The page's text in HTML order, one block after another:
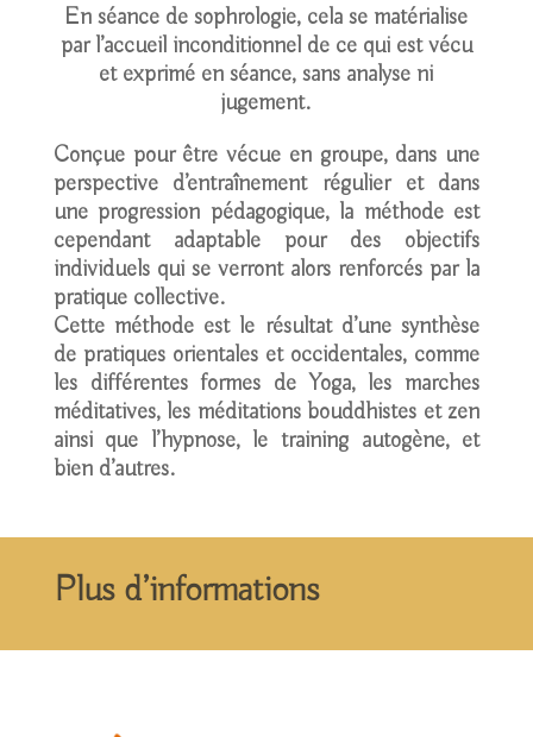
En séance de sophrologie, cela se matérialise
par l’accueil inconditionnel de ce qui est vécu
et exprimé en séance, sans analyse ni
jugement.
Conçue pour être vécue en groupe, dans une
perspective d’entraînement régulier et dans
une progression pédagogique, la méthode est
cependant adaptable pour des objectifs
individuels qui se verront alors renforcés par la
pratique collective.
Cette méthode est le résultat d’une synthèse
de pratiques orientales et occidentales, comme
les différentes formes de Yoga, les marches
méditatives, les méditations bouddhistes et zen
ainsi que l’hypnose, le training autogène, et
bien d’autres.
Plus d’informations